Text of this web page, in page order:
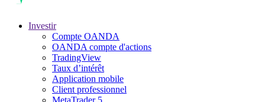
Investir
Compte OANDA
OANDA compte d'actions
TradingView
Taux d’intérêt
Application mobile
Client professionnel
MetaTrader 5